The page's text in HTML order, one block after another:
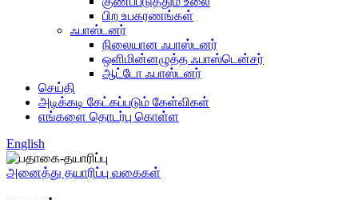
பிற உபகரணங்கள்
ஃபாஸ்டனர்
நிலையான ஃபாஸ்டனர்
ஒளிமின்னழுத்த ஃபாஸ்டென்சர்
ஆட்டோ ஃபாஸ்டனர்
செய்தி
அடிக்கடி கேட்கப்படும் கேள்விகள்
எங்களை தொடர்பு கொள்ள
English
அனைத்து தயாரிப்பு வகைகள்